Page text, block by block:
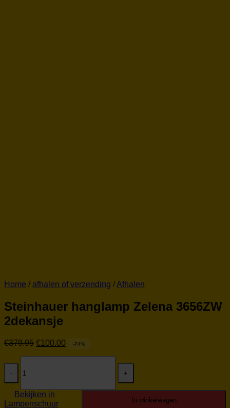
Home / afhalen of verzending /Afhalen
Steinhauer hanglamp Zelena 3656ZW
2dekansje
€379.95 Oorspronkelijke
€100.00 Huidige
-74%
hanglamp
Zelena
3656ZW
2dekansje
aantal
In winkelwagen
Bekijken in
Lampenschuur